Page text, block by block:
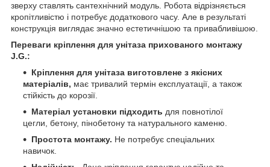
зверху ставлять сантехнічний модуль. Робота відрізняється
кропітливістю і потребує додаткового часу. Але в результаті
конструкція виглядає значно естетичнішою та привабливішою.
Переваги кріплення для унітаза прихованого монтажу
J.G.:
Кріплення для унітаза виготовлене з якісних
матеріалів, має тривалий термін експлуатації, а також
стійкість до корозії.
Матеріал установки підходить для повнотілої
цегли, бетону, пінобетону та натурального каменю.
Простота монтажу. Не потребує спеціальних
навичок.